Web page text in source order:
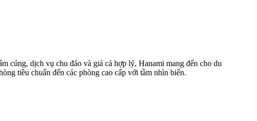
dịch vụ chu đáo và giá cả hợp lý, Hanami mang đến cho du
tiêu chuẩn đến các phòng cao cấp với tầm nhìn biển.